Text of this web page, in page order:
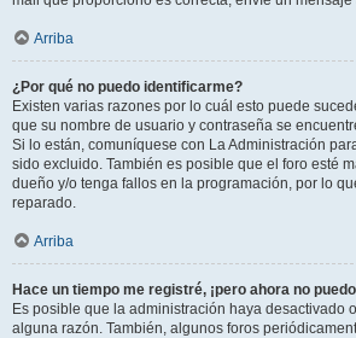
Arriba
¿Por qué no puedo identificarme?
Existen varias razones por lo cuál esto puede
que su nombre de usuario y contraseña se
Si lo están, comuníquese con La Administración
sido excluido. También es posible que el foro esté
dueño y/o tenga fallos en la programación, por lo
reparado.
Arriba
Hace un tiempo me registré, ¡pero ahora no
Es posible que la administración haya desactivado
alguna razón. También, algunos foros